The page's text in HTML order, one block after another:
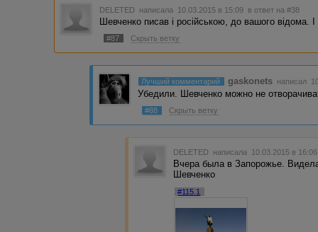
DELETED написала 10.03.2015 в 15:09 в ответ на #38
Шевченко писав і російською, до вашого відома.
#87 Скрыть ветку
Лучший комментарий gaskonets написал
Убедили. Шевченко можно не
#88 Скрыть ветку
DELETED написала 10.03.2015 в
Вчера была в Запорожье.
Шевченко
#115.1